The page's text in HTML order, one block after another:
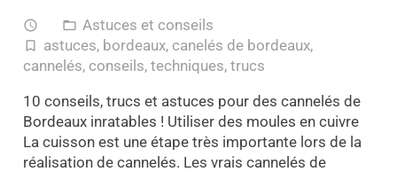
access_time folder_open Astuces et conseils
turned_in_not astuces, bordeaux, canelés de bordeaux,
cannelés, conseils, techniques, trucs
10 conseils, trucs et astuces pour des cannelés de
Bordeaux inratables ! Utiliser des moules en cuivre
La cuisson est une étape très importante lors de la
réalisation de cannelés. Les vrais cannelés de